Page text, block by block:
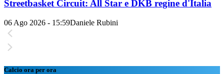
Streetbasket Circuit: All Star e DKB regine d'Italia
06 Ago 2026 - 15:59Daniele Rubini
Calcio ora per ora